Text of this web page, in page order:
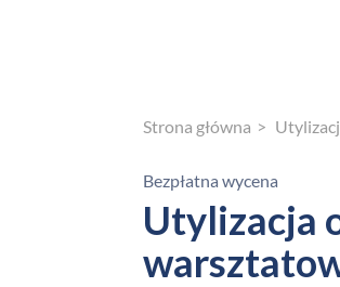
Strona główna
Bezpłatna wycena
Utylizacja